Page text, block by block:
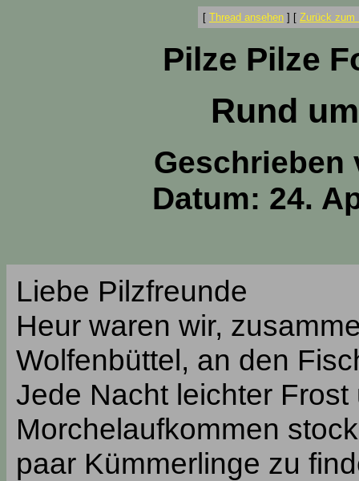
[ Thread ansehen ] [ Zurück zum
Pilze Pilze
Rund
Datum: 24.
Liebe Pilzfreunde
Heur waren wir,
Wolfenbüttel, an den
Jede Nacht leichter
Morchelaufkommen
paar Kümmerlinge zu